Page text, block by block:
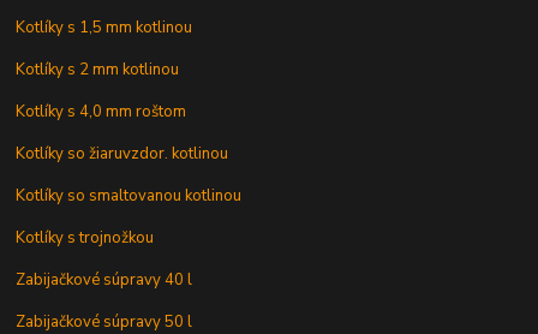
Kotlíky s 1,5 mm kotlinou
Kotlíky s 2 mm kotlinou
Kotlíky s 4,0 mm roštom
Kotlíky so žiaruvzdor. kotlinou
Kotlíky so smaltovanou kotlinou
Kotlíky s trojnožkou
Zabijačkové súpravy 40 l
Zabijačkové súpravy 50 l